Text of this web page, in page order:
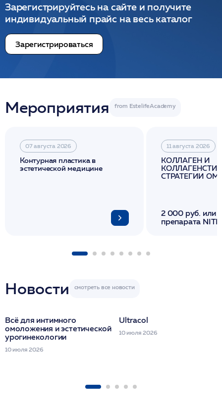
Зарегистрируйтесь на сайте и получите
индивидуальный прайс на весь каталог
Зарегистрироваться
Мероприятия
07 августа 2026
Контурная пластика в
эстетической медицине
11 августа 2026
КОЛЛАГЕН И
СТРАТЕГИИ
2 000 руб. или
препарата
Новости
Всё для интимного
омоложения и эстетической
урогинекологии
10 июля 2026
Ultracol
10 июля 2026